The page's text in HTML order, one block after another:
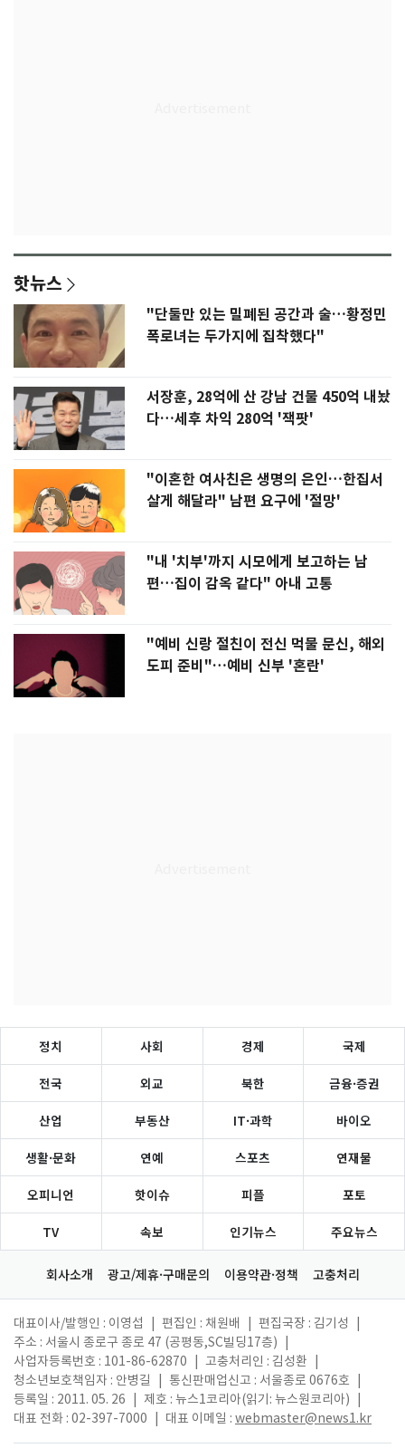
핫뉴스
"단둘만 있는 밀폐된 공간과 술…황정민
폭로녀는 두가지에 집착했다"
서장훈, 28억에 산 강남 건물 450억 내놨
다…세후 차익 280억 '잭팟'
"이혼한 여사친은 생명의 은인…한집서
살게 해달라" 남편 요구에 '절망'
"내 '치부'까지 시모에게 보고하는 남
편…집이 감옥 같다" 아내 고통
"예비 신랑 절친이 전신 먹물 문신, 해외
도피 준비"…예비 신부 '혼란'
정치 사회 경제 국제
전국 외교 북한 금융·증권
산업 부동산 IT·과학 바이오
생활·문화 연예 스포츠 연재물
오피니언 핫이슈 피플 포토
TV 속보 인기뉴스 주요뉴스
회사소개 광고/제휴·구매문의 이용약관·정책 고충처리
대표이사/발행인 : 이영섭 편집인 : 채원배 편집국장 : 김기성
주소 : 서울시 종로구 종로 47 (공평동,SC빌딩17층)
사업자등록번호 : 101-86-62870
고충처리인 : 김성환
청소년보호책임자 : 안병길
통신판매업신고 : 서울종로 0676호
등록일 : 2011. 05. 26
제호 : 뉴스1코리아(읽기: 뉴스원코리아)
대표 전화 : 02-397-7000
대표 이메일 : webmaster@news1.kr